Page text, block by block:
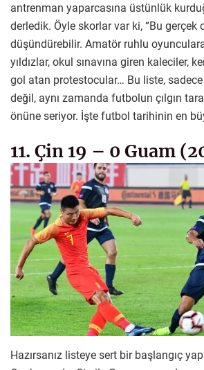
antrenman yaparcasına üstünlük
derledik. Öyle skorlar var ki, “Bu gerçek
düşündürebilir. Amatör ruhlu
yıldızlar, okul sınavına giren kaleciler,
gol atan protestocular… Bu liste,
değil, aynı zamanda futbolun çılgın
önüne seriyor. İşte futbol tarihinin en
11. Çin 19 – 0 Guam
Hazırsanız listeye sert bir başlangıç